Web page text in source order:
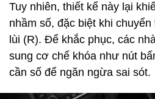
Tuy nhiên, thiết kế này lại
nhầm số, đặc biệt khi
lùi (R). Để khắc phục, các
sung cơ chế khóa như nút
cần số để ngăn ngừa sai sót.